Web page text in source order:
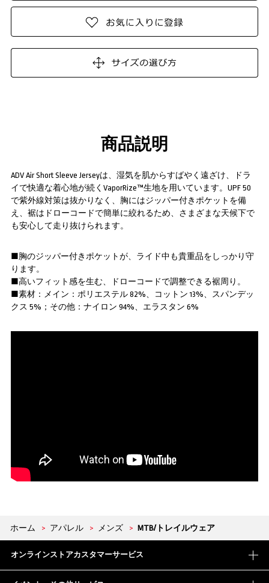
商品説明
ADV Air Short Sleeve Jerseyは、湿気を肌からすばやく遠ざけ、ドラ
イで快適な着心地が続くVaporRize™生地を用いています。UPF 50
で紫外線対策は抜かりなく、胸にはジッパー付きポケットを備
え、裾はドローコードで簡単に絞れるため、さまざまな天候下で
も安心して走り抜けられます。
■胸のジッパー付きポケットが、ライド中も貴重品をしっかり守
ります。
■高いフィット感を生む、ドローコードで調整できる裾周り。
■素材：メイン：ポリエステル 82%、コットン 13%、スパンデッ
クス 5%；その他：ナイロン 94%、エラスタン 6%
ホーム > アパレル > メンズ > MTB/トレイルウェア
オンラインストアカスタマーサービス